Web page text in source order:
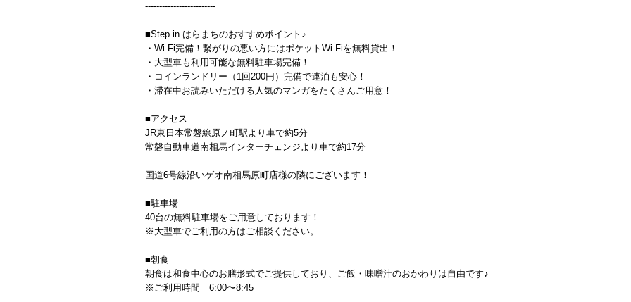
-------------------------
■Step in はらまちのおすすめポイント♪
・Wi-Fi完備！繋がりの悪い方にはポケットWi-Fiを無料貸出！
・大型車も利用可能な無料駐車場完備！
・コインランドリー（1回200円）完備で連泊も安心！
・滞在中お読みいただける人気のマンガをたくさんご用意！
■アクセス
JR東日本常磐線原ノ町駅より車で約5分
常磐自動車道南相馬インターチェンジより車で約17分
国道6号線沿いゲオ南相馬原町店様の隣にございます！
■駐車場
40台の無料駐車場をご用意しております！
※大型車でご利用の方はご相談ください。
■朝食
朝食は和食中心のお膳形式でご提供しており、ご飯・味噌汁のおかわりは自由です♪
※ご利用時間 6:00〜8:45